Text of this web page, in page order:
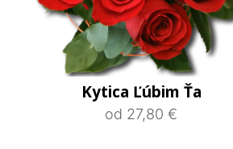
Kytica Ľúbim Ťa
od 27,80 €